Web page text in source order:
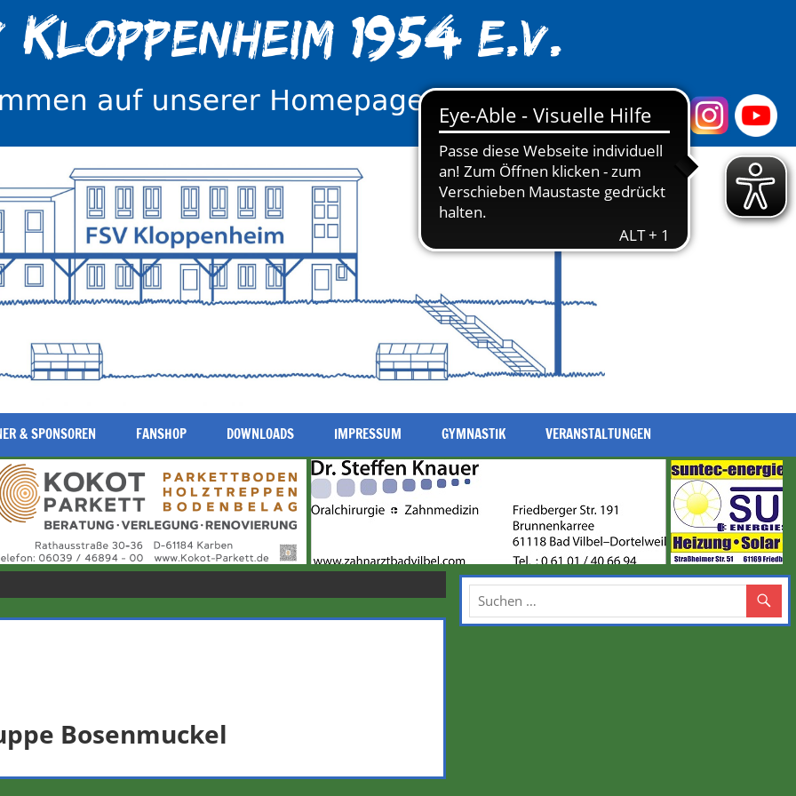
& SPONSOREN FANSHOP DOWNLOADS IMPRESSUM GYMNASTIK VERANSTALTUNGEN
Bosenmuckel